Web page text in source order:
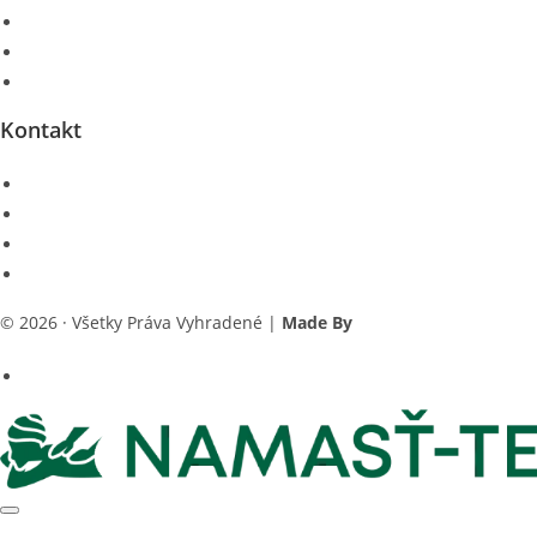
Kontakt
© 2026 · Všetky Práva Vyhradené | Made By